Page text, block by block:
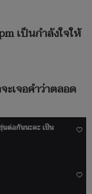
เป็นกำลังใจให้
ะเจอคำว่าตลอด